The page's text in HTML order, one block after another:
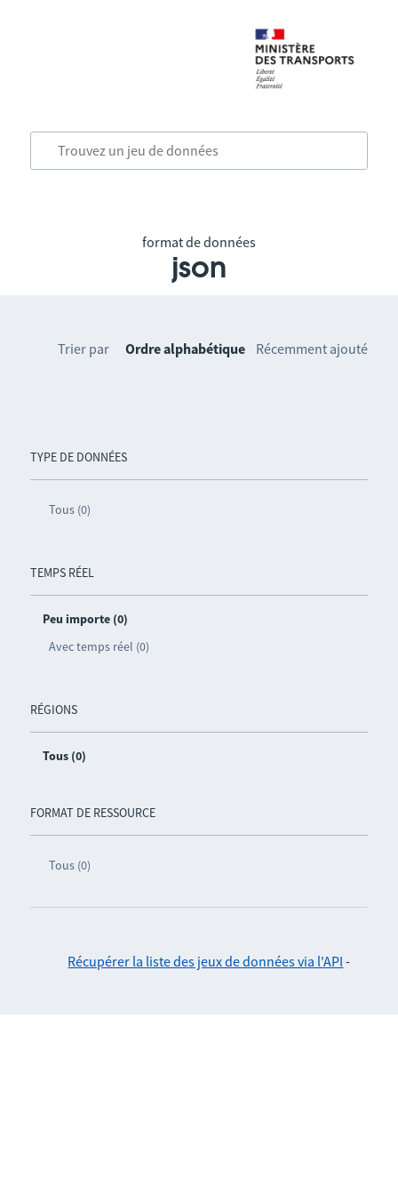
format de données
json
TYPE DE DONNÉES
Tous (0)
TEMPS RÉEL
Peu importe (0)
Avec temps réel (0)
RÉGIONS
Tous (0)
FORMAT DE RESSOURCE
Tous (0)
Trier par Ordre alphabétique Récemment ajouté
Récupérer la liste des jeux de données via l'API -